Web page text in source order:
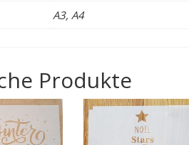
A3, A4
Produkte